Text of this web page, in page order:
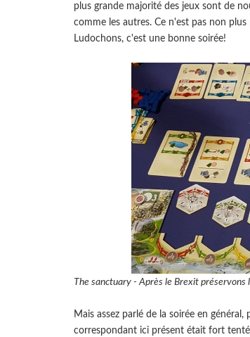
plus grande majorité des jeux sont de
comme les autres. Ce n'est pas non
Ludochons, c'est une bonne soirée!
The sanctuary - Après le Brexit préservons
Mais assez parlé de la soirée en
correspondant ici présent était fort